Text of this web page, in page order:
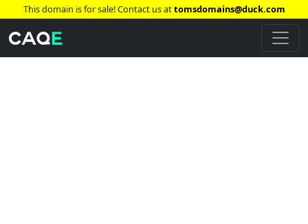
This domain is for sale! Contact us attomsdomains@duck.com